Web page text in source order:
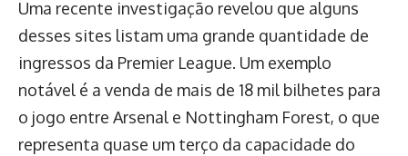
Uma recente investigação revelou que alguns
desses sites listam uma grande quantidade de
ingressos da Premier League. Um exemplo
notável é a venda de mais de 18 mil bilhetes para
o jogo entre Arsenal e Nottingham Forest, o que
representa quase um terço da capacidade do